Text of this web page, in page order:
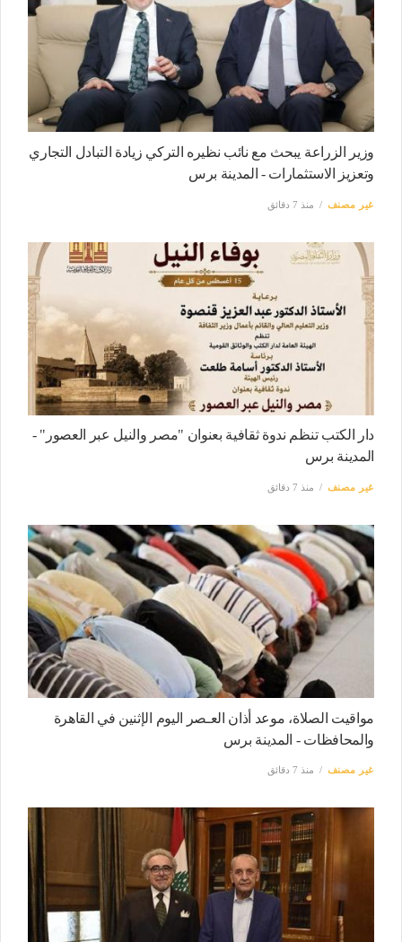
وزير الزراعة يبحث مع نائب نظيره التركي زيادة التبادل التجاري
وتعزيز الاستثمارات - المدينة برس
غير مصنف منذ 7 دقائق
دار الكتب تنظم ندوة ثقافية بعنوان "مصر والنيل عبر العصور" -
المدينة برس
غير مصنف منذ 7 دقائق
مواقيت الصلاة، موعد أذان العـصر اليوم الإثنين في القاهرة
والمحافظات - المدينة برس
غير مصنف منذ 7 دقائق